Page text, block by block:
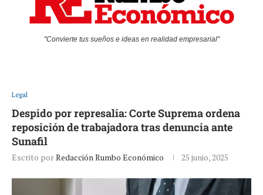
"Convierte tus sueños e ideas en realidad empresarial"
Legal
Despido por represalia: Corte Suprema ordena
reposición de trabajadora tras denuncia ante
Sunafil
Escrito porRedacción Rumbo Económico 25 junio, 2025